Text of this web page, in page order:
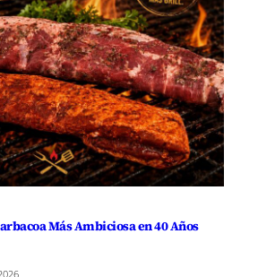
Más Ambiciosa en 40 Años